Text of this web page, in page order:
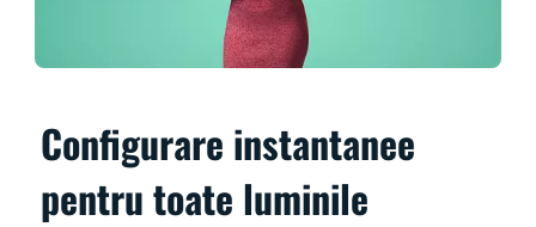
Configurare instantanee
pentru toate luminile